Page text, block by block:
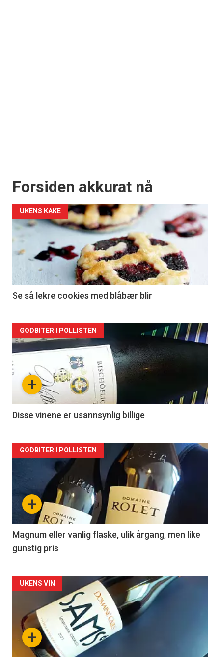
Forsiden akkurat nå
UKENS KAKE
Se så lekre cookies med blåbær blir
Forsiden
akkurat
nå
2
+
GODBITER I POLLISTEN
Disse vinene er usannsynlig billige
Forsiden
akkurat
nå
3
+
GODBITER I POLLISTEN
Magnum eller vanlig flaske, ulik årgang, men like
gunstig pris
Forsiden
akkurat
nå+
UKENS VIN